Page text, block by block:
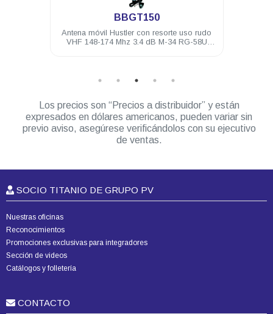
BBGT150
Antena móvil Hustler con resorte uso rudo
VHF 148-174 Mhz 3.4 dB M-34 RG-58U
Antena móvil
Los precios son “Precios a distribuidor” y están
expresados en dólares americanos, pueden variar sin
previo aviso, asegúrese verificándolos con su ejecutivo
de ventas.
SOCIO TITANIO DE GRUPO PV
Nuestras oficinas
Reconocimientos
Promociones exclusivas para integradores
Sección de videos
Catálogos y folletería
CONTACTO